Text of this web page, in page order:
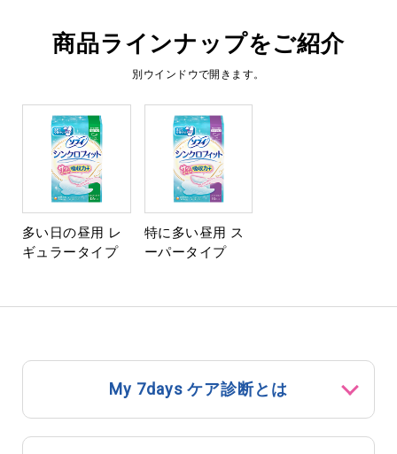
商品ラインナップをご紹介
別ウインドウで開きます。
多い日の昼用 レ
ギュラータイプ
特に多い昼用 ス
ーパータイプ
My 7days ケア診断とは